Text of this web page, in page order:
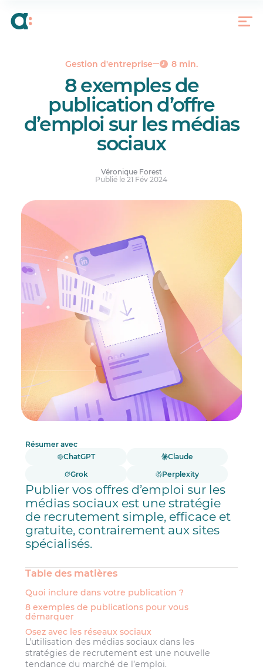
Gestion d'entreprise 8 min.
8 exemples de
publication d’offre
d’emploi sur les médias
sociaux
Véronique Forest
Publié le 21 Fév 2024
Résumer avec
ChatGPT
Claude
Grok
Perplexity
Publier vos offres d’emploi sur les
médias sociaux est une stratégie
de recrutement simple, efficace et
gratuite, contrairement aux sites
spécialisés.
Table des matières
Quoi inclure dans votre publication ?
8 exemples de publications pour vous
démarquer
Osez avec les réseaux sociaux
L’utilisation des médias sociaux dans les
stratégies de recrutement est une nouvelle
tendance du marché de l’emploi.
8 exemples de publications pour vous